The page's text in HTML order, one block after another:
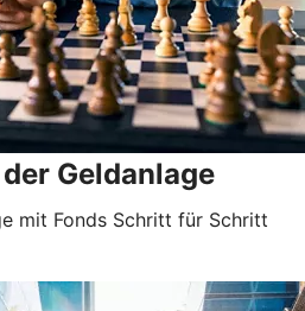
Geldanlage
mit Fonds Schritt für Schritt